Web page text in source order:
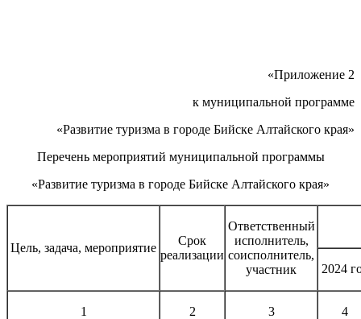
«Приложение 2
к муниципальной программе
«Развитие туризма в городе Бийске Алтайского края»
Перечень мероприятий муниципальной программы
«Развитие туризма в городе Бийске Алтайского края»
Цель, задача, мероприятие
Срок
реализации
Ответственный
исполнитель,
соисполнитель,
участник
2024
1 2 3 4